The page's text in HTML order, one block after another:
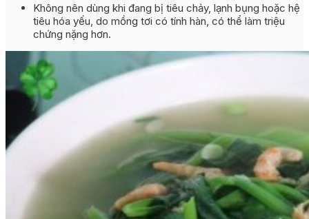
Không nên dùng khi đang bị tiêu chảy, lạnh bụng hoặc hệ
tiêu hóa yếu, do mồng tơi có tính hàn, có thể làm triệu
chứng nặng hơn.